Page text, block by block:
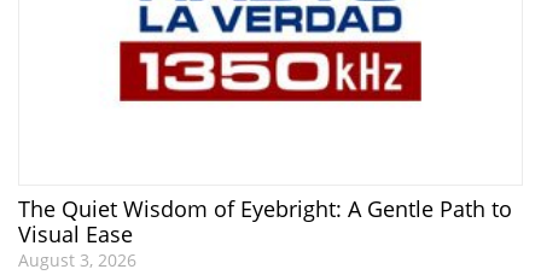
The Quiet Wisdom of Eyebright: A Gentle Path to
Visual Ease
August 3, 2026